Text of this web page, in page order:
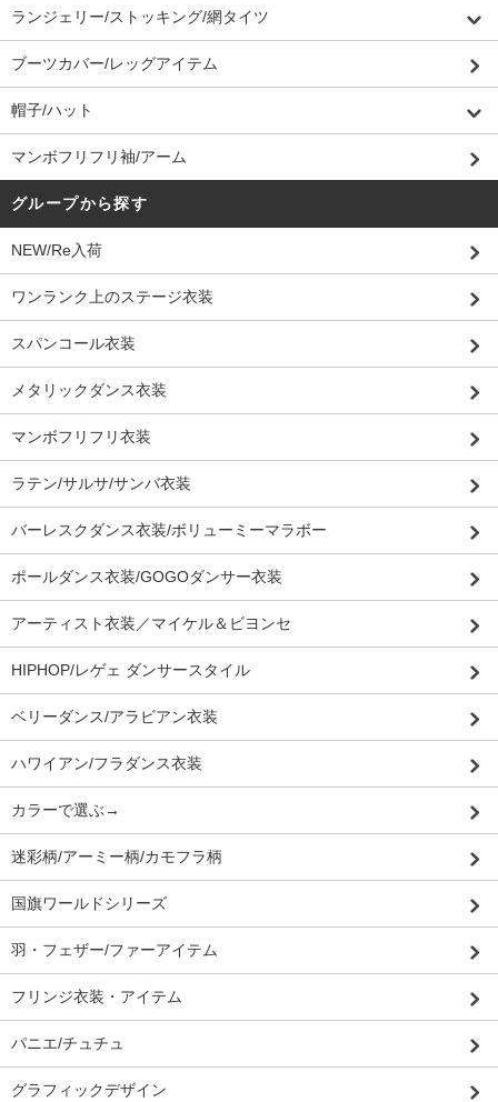
ランジェリー/ストッキング/網タイツ
ブーツカバー/レッグアイテム
帽子/ハット
マンボフリフリ袖/アーム
グループから探す
NEW/Re入荷
ワンランク上のステージ衣装
スパンコール衣装
メタリックダンス衣装
マンボフリフリ衣装
ラテン/サルサ/サンバ衣装
バーレスクダンス衣装/ボリューミーマラボー
ポールダンス衣装/GOGOダンサー衣装
アーティスト衣装／マイケル＆ビヨンセ
HIPHOP/レゲェ ダンサースタイル
ベリーダンス/アラビアン衣装
ハワイアン/フラダンス衣装
カラーで選ぶ→
迷彩柄/アーミー柄/カモフラ柄
国旗ワールドシリーズ
羽・フェザー/ファーアイテム
フリンジ衣装・アイテム
パニエ/チュチュ
グラフィックデザイン